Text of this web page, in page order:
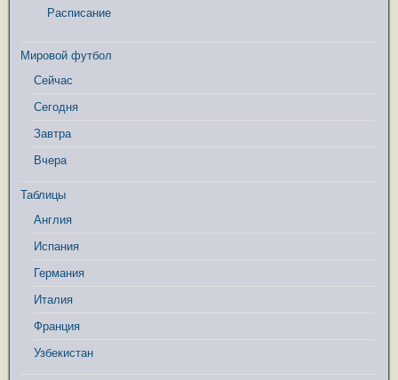
Расписание
Мировой футбол
Сейчас
Сегодня
Завтра
Вчера
Таблицы
Англия
Испания
Германия
Италия
Франция
Узбекистан